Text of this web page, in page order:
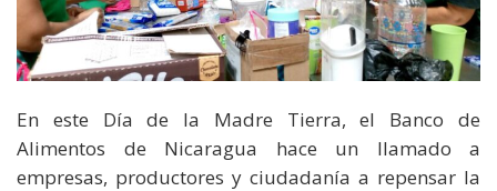
En este Día de la Madre Tierra, el Banco de
Alimentos de Nicaragua hace un llamado a
empresas, productores y ciudadanía a repensar la